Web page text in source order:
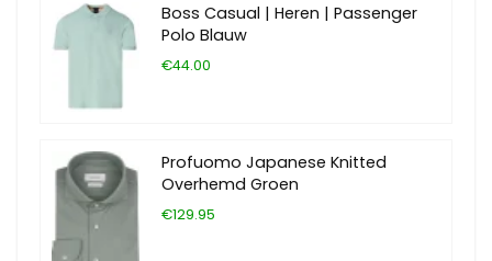
Boss Casual | Heren | Passenger
Polo Blauw
€44.00
Profuomo Japanese Knitted
Overhemd Groen
€129.95